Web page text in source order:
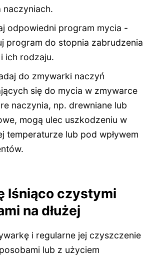
naczyniach.
odpowiedni program mycia -
program do stopnia zabrudzenia
ich rodzaju.
do zmywarki naczyń
się do mycia w zmywarce
naczynia, np. drewniane lub
mogą ulec uszkodzeniu w
temperaturze lub pod wpływem
lśniąco czystymi
na dłużej
i regularne jej czyszczenie
lub z użyciem